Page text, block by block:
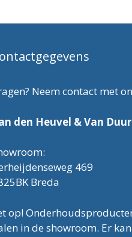
Neem contact met
den Heuvel & Van
469
Breda
op!
in de showroom. Er